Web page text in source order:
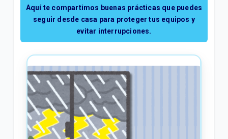
Funciones One TV APP | Móvil
Mensaje de mora removible en Internet Residencial
| Hogar
VER MÁS
Aquí te compartimos buenas prácticas que puedes
seguir desde casa para proteger tus equipos y
evitar interrupciones.